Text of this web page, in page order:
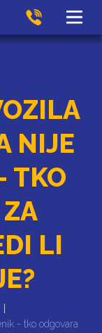
NIJE
TKO
LI
- tko odgovara